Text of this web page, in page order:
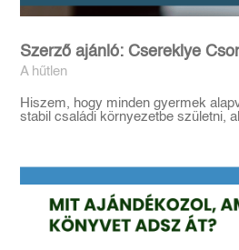
Szerző ajánló: Csereklye
A hűtlen
Hiszem, hogy minden gyermek
stabil családi környezetbe születni,